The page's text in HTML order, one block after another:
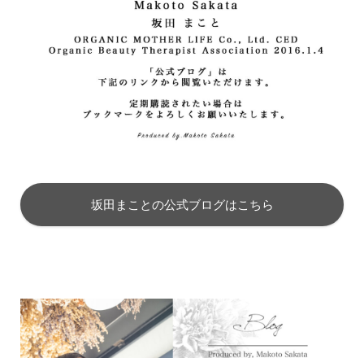
坂田まことの公式ブログはこちら